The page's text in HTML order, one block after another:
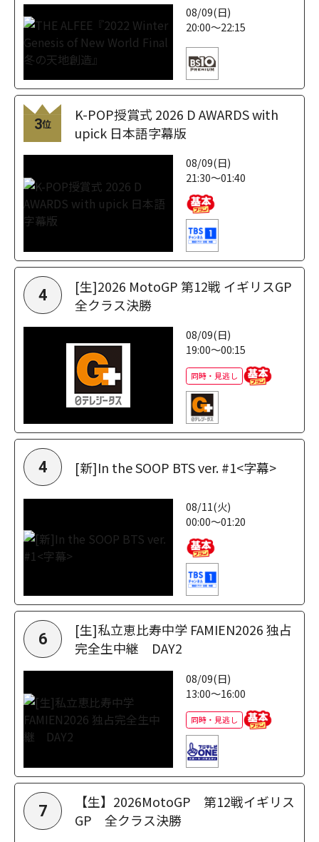
08/09(日)
20:00～22:15
3位
K-POP授賞式 2026 D AWARDS with
upick 日本語字幕版
08/09(日)
21:30～01:40
4
[生]2026 MotoGP 第12戦 イギリスGP
全クラス決勝
08/09(日)
19:00～00:15
同時・見逃し
4 [新]In the SOOP BTS ver. #1<字幕>
08/11(火)
00:00～01:20
6
[生]私立恵比寿中学 FAMIEN2026 独占
完全生中継 DAY2
08/09(日)
13:00～16:00
同時・見逃し
7
【生】2026MotoGP 第12戦イギリス
GP 全クラス決勝